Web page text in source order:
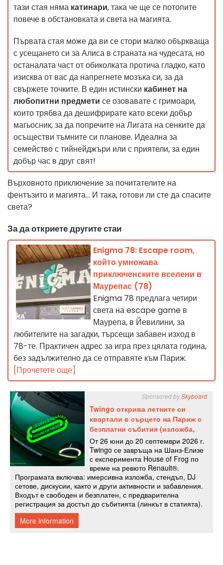
тази стая няма катинари, така че ще се потопите
повече в обстановката и света на магията.
Първата стая може да ви се стори малко объркваща
с усещането си за Алиса в страната на чудесата, но
останалата част от обиколката протича гладко, като
изисква от вас да напрегнете мозъка си, за да
свържете точките. В един истински кабинет на
любопитни предмети се озовавате с гримоари,
които трябва да дешифрирате като всеки добър
магьосник, за да попречите на Лигата на сенките да
осъществи тъмните си планове. Идеална за
семейство с тийнейджъри или с приятели, за един
добър час в друг свят!
Върховното приключение за почитателите на
фентъзито и магията... И така, готови ли сте да спасите
света?
За да откриете другите стаи
Enigma 78: Escape room,
който умножава
приключенските вселени в
Маурепас (78)
Enigma 78 предлага четири
света на escape game в
Маурепа, в Йевилини, за
любителите на загадки, търсещи забавен изход в
78-те. Практичен адрес за игра през цялата година,
без задължително да се отправяте към Париж.
[Прочетете още]